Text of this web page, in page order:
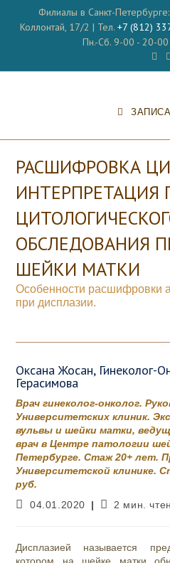
содержимому
Филиалы в Санкт-
Коллонтай, 17/2 | Тел. +7 (812)
Пн.-Сб. 9-00 - 20-
РАСШИФРОВКА
ИНТЕРПРЕТАЦИЯ
ОБСЛЕДОВАНИЯ
ШЕЙКИ МАТКИ
Особенности расшифровки
при дисплазии.
Оксана Жосан, Гинеколог-
Герасимова
Врач гинеколог-онколог.
Университетских клиник.
вульвы и шейки матки,
врач в Центре патологии
Петербурге. Стаж 20+ лет.
Университетской клинике.
руб.
Запись
04.01.2020
Время
2 мин.
Дисплазией называется